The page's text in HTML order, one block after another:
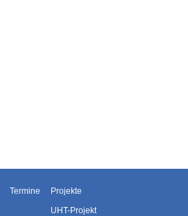
Termine
Projekte
UHT-Projekt